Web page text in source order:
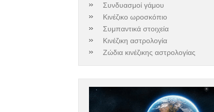
Συνδυασμοί γάμου
Κινέζικο ωροσκόπιο
Συμπαντικά στοιχεία
Κινέζικη αστρολογία
Ζώδια κινέζικης αστρολογίας